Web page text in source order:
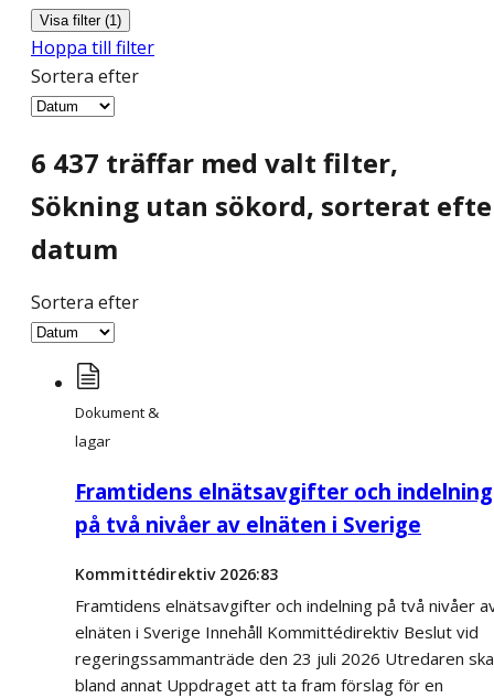
Visa filter (1)
Hoppa till filter
Sortera efter
6 437 träffar med valt filter,
Sökning utan sökord, sorterat
datum
Sortera efter
Dokument &
lagar
Framtidens elnätsavgifter och indelning
på två nivåer av elnäten i Sverige
Kommittédirektiv 2026:83
Framtidens elnätsavgifter och indelning på två nivåer
elnäten i Sverige Innehåll Kommittédirektiv Beslut vid
regeringssammanträde den 23 juli 2026 Utredaren ska
bland annat Uppdraget att ta fram förslag för en